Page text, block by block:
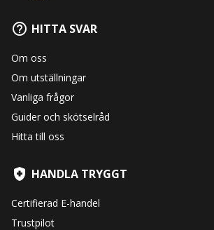
HITTA SVAR
Om oss
Om utställningar
Vanliga frågor
Guider och skötselråd
Hitta till oss
HANDLA TRYGGT
Certifierad E-handel
Trustpilot